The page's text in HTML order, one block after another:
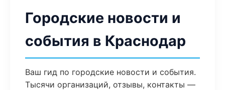
Городские новости и
события в Краснодар
Ваш гид по городские новости и события.
Тысячи организаций, отзывы, контакты —